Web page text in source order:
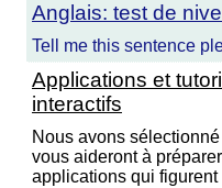
Anglais: test de
Tell me this sentence
Applications et
interactifs
Nous avons
vous aideront à
applications qui